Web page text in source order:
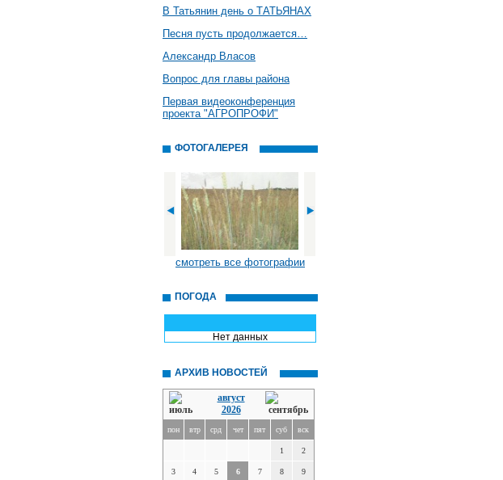
В Татьянин день о ТАТЬЯНАХ
Песня пусть продолжается…
Александр Власов
Вопрос для главы района
Первая видеоконференция
проекта "АГРОПРОФИ"
ФОТОГАЛЕРЕЯ
смотреть все фотографии
ПОГОДА
Нет данных
АРХИВ НОВОСТЕЙ
август
2026
пон втр срд чет пят суб вск
1 2
3 4 5 6 7 8 9